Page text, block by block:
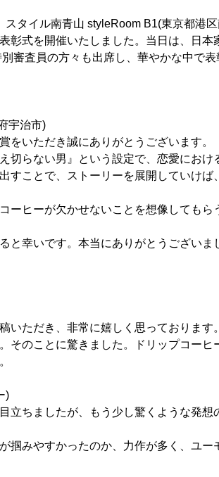
タイル南青山 styleRoom B1(東京都港
彰式を開催いたしました。当日は、日本
審査員の方々も出席し、華やかな中で表
宇治市)
をいただき誠にありがとうございます。
切らない男』という設定で、恋愛におけ
すことで、ストーリーを展開していけ
ーヒーが欠かせないことを想像してもら
と幸いです。本当にありがとうございま
いただき、非常に嬉しく思っております
そのことに驚きました。ドリップコーヒ
)
立ちましたが、もう少し驚くような発想
掴みやすかったのか、力作が多く、ユ